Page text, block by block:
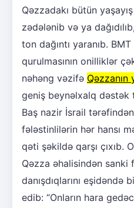
Qəzzadakı bütün
zədələnib və ya
ton dağıntı yaranıb.
qurulmasının onilliklər
nəhəng vəzifə Qəzzanın
geniş beynəlxalq dəstək
Baş nazir İsrail
fələstinlilərin hər hansı
qəti şəkildə qarşı çıxıb.
Qəzza əhalisindən sanki
danışdıqlarını eşidəndə
edib: “Onların hara